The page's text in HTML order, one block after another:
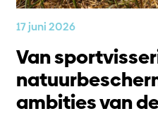
17 juni 2026
Van
ambities van